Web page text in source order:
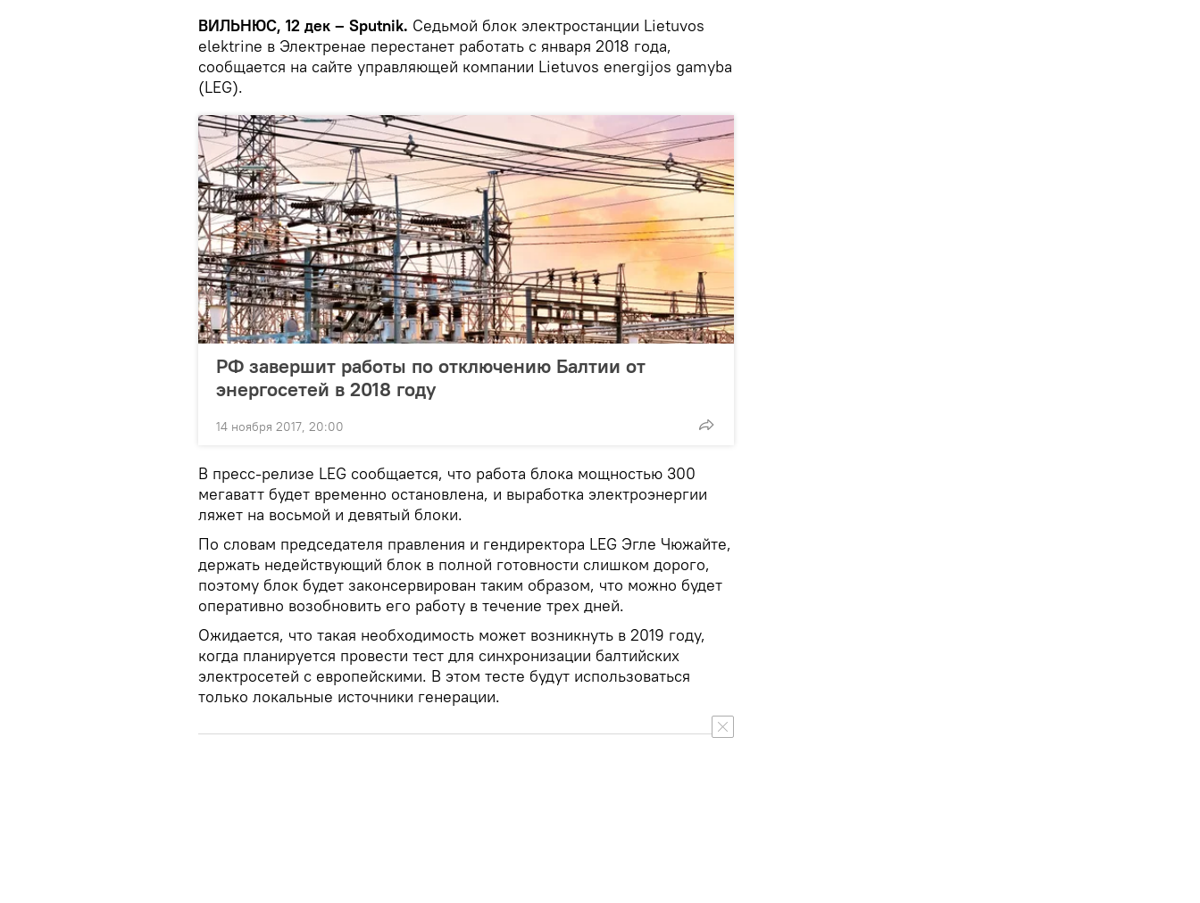
ВИЛЬНЮС, 12 дек – Sputnik. Седьмой блок электростанции Lietuvos
elektrine в Электренае перестанет работать с января 2018 года,
сообщается на сайте управляющей компании Lietuvos energijos gamyba
(LEG).
РФ завершит работы по отключению Балтии от
энергосетей в 2018 году
14 ноября 2017, 20:00
В пресс-релизе LEG сообщается, что работа блока мощностью 300
мегаватт будет временно остановлена, и выработка электроэнергии
ляжет на восьмой и девятый блоки.
По словам председателя правления и гендиректора LEG Эгле Чюжайте,
держать недействующий блок в полной готовности слишком дорого,
поэтому блок будет законсервирован таким образом, что можно будет
оперативно возобновить его работу в течение трех дней.
Ожидается, что такая необходимость может возникнуть в 2019 году,
когда планируется провести тест для синхронизации балтийских
электросетей с европейскими. В этом тесте будут использоваться
только локальные источники генерации.